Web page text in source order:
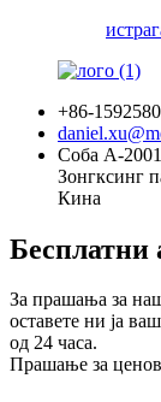
+86-
Соба А-
Зонгксинг
Кина
За прашања за
оставете ни ја
од 24 часа.
Прашање за